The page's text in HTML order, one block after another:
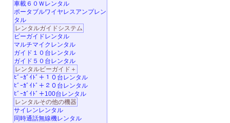
車載６０Ｗレンタル
ポータブルワイヤレスアンプレン
タル
レンタルガイドシステム
ビーガイドレンタル
マルチマイクレンタル
ガイド１０台レンタル
ガイド５０台レンタル
レンタルビーガイド＋
ﾋﾞｰｶﾞｲﾄﾞ＋１０台レンタル
ﾋﾞｰｶﾞｲﾄﾞ＋２０台レンタル
ﾋﾞｰｶﾞｲﾄﾞ＋100台レンタル
レンタルその他の機器
サイレンレンタル
同時通話無線機レンタル